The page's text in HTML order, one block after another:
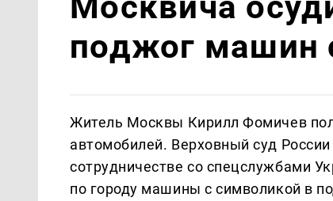
поджог машин
Житель Москвы Кирилл Фомичев
автомобилей. Верховный суд
сотрудничестве со спецслужбами
по городу машины с символикой в